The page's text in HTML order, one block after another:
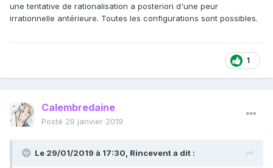
une tentative de rationalisation a posteriori d'une peur
irrationnelle antérieure. Toutes les configurations sont possibles.
1
Calembredaine
Posté 29 janvier 2019
Le 29/01/2019 à 17:30, Rinceventa dit :